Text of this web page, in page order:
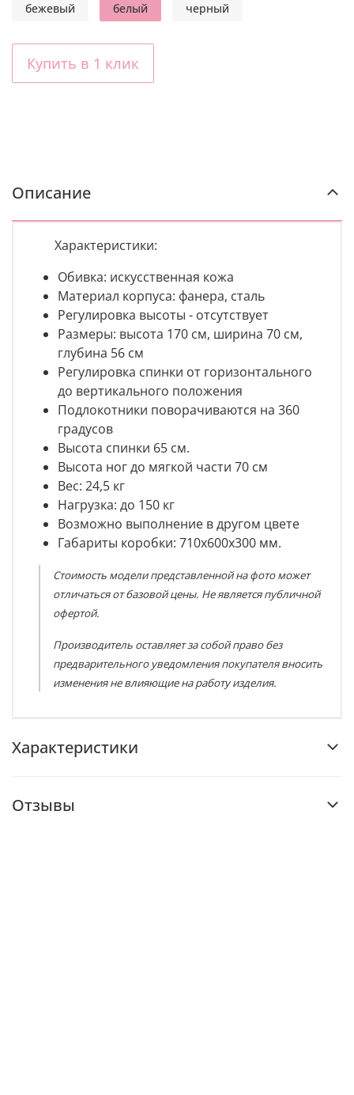
Купить в 1 клик
бежевый белый черный
Описание
Характеристики:
Обивка: искусственная кожа
Материал корпуса: фанера, сталь
Регулировка высоты - отсутствует
Размеры: высота 170 см, ширина 70 см,
глубина 56 см
Регулировка спинки от горизонтального
до вертикального положения
Подлокотники поворачиваются на 360
градусов
Высота спинки 65 см.
Высота ног до мягкой части 70 см
Вес: 24,5 кг
Нагрузка: до 150 кг
Возможно выполнение в другом цвете
Габариты коробки: 710х600х300 мм.
Стоимость модели представленной на фото может
отличаться от базовой цены. Не является публичной
офертой.
Производитель оставляет за собой право без
предварительного уведомления покупателя вносить
изменения не влияющие на работу изделия.
Характеристики
Отзывы